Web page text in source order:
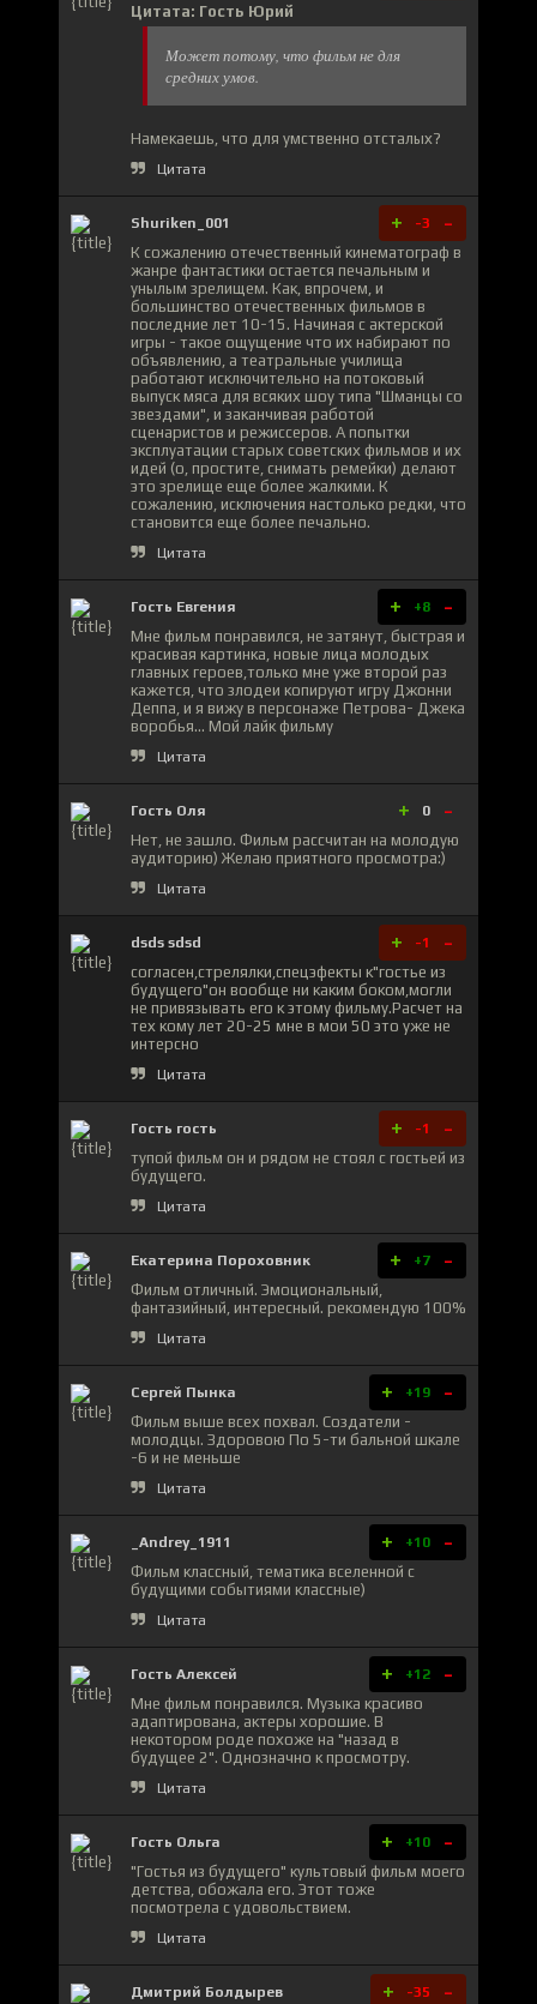
Цитата: Гость Юрий
Может потому, что фильм не для
средних умов.
Намекаешь, что для умственно отсталых?
Цитата
Shuriken_001 + -3 -
К сожалению отечественный кинематограф в
жанре фантастики остается печальным и
унылым зрелищем. Как, впрочем, и
большинство отечественных фильмов в
последние лет 10-15. Начиная с актерской
игры - такое ощущение что их набирают по
объявлению, а театральные училища
работают исключительно на потоковый
выпуск мяса для всяких шоу типа "Шманцы со
звездами", и заканчивая работой
сценаристов и режиссеров. А попытки
эксплуатации старых советских фильмов и их
идей (о, простите, снимать ремейки) делают
это зрелище еще более жалкими. К
сожалению, исключения настолько редки, что
становится еще более печально.
Цитата
Гость Евгения + +8 -
Мне фильм понравился, не затянут, быстрая и
красивая картинка, новые лица молодых
главных героев,только мне уже второй раз
кажется, что злодеи копируют игру Джонни
Деппа, и я вижу в персонаже Петрова- Джека
воробья... Мой лайк фильму
Цитата
Гость Оля + 0 -
Нет, не зашло. Фильм рассчитан на молодую
аудиторию) Желаю приятного просмотра:)
Цитата
dsds sdsd + -1 -
согласен,стрелялки,спецэфекты к"гостье из
будущего"он вообще ни каким боком,могли
не привязывать его к этому фильму.Расчет на
тех кому лет 20-25 мне в мои 50 это уже не
интерсно
Цитата
Гость гость + -1 -
тупой фильм он и рядом не стоял с гостьей из
будущего.
Цитата
Екатерина Пороховник + +7 -
Фильм отличный. Эмоциональный,
фантазийный, интересный. рекомендую 100%
Цитата
Сергей Пынка + +19 -
Фильм выше всех похвал. Создатели -
молодцы. Здоровою По 5-ти бальной шкале
-6 и не меньше
Цитата
_Andrey_1911 + +10 -
Фильм классный, тематика вселенной с
будущими событиями классные)
Цитата
Гость Алексей + +12 -
Мне фильм понравился. Музыка красиво
адаптирована, актеры хорошие. В
некотором роде похоже на "назад в
будущее 2". Однозначно к просмотру.
Цитата
Гость Ольга + +10 -
"Гостья из будущего" культовый фильм моего
детства, обожала его. Этот тоже
посмотрела с удовольствием.
Цитата
Дмитрий Болдырев + -35 -